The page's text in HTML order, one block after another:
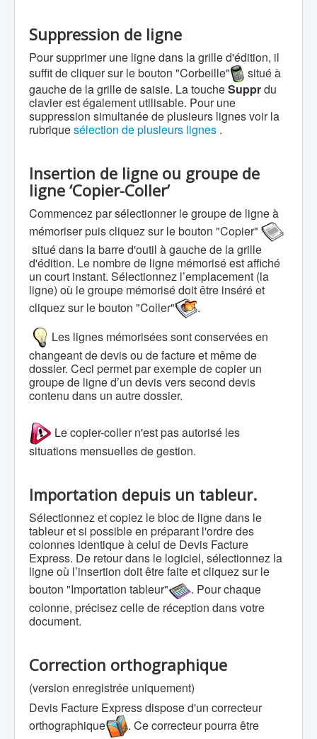
Suppression de ligne
Pour supprimer une ligne dans la grille d'édition, il
suffit de cliquer sur le bouton "Corbeille"
situé à
gauche de la grille de saisie. La toucheSupprdu
clavier est également utilisable. Pour une
suppression simultanée de plusieurs lignes voir la
rubriquesélection de plusieurs lignes .
Insertion de ligne ou groupe de
ligne ‘Copier-Coller’
Commencez par sélectionner le groupe de ligne à
mémoriser puis cliquez sur le bouton "Copier"
situé dans la barre d'outil à gauche de la grille
d'édition. Le nombre de ligne mémorisé est affiché
un court instant. Sélectionnez l’emplacement (la
ligne) où le groupe mémorisé doit être inséré et
cliquez sur le bouton "Coller"
.
Les lignes mémorisées sont conservées en
changeant de devis ou de facture et même de
dossier. Ceci permet par exemple de copier un
groupe de ligne d’un devis vers second devis
contenu dans un autre dossier.
Le copier-coller n'est pas autorisé les
situations mensuelles de gestion.
Importation depuis un tableur.
Sélectionnez et copiez le bloc de ligne dans le
tableur et si possible en préparant l'ordre des
colonnes identique à celui de Devis Facture
Express. De retour dans le logiciel, sélectionnez la
ligne où l’insertion doit être faite et cliquez sur le
bouton "Importation tableur"
. Pour chaque
colonne, précisez celle de réception dans votre
document.
Correction orthographique
(version enregistrée uniquement)
Devis Facture Express dispose d'un correcteur
orthographique
. Ce correcteur pourra être